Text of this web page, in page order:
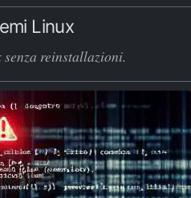
Linux
reinstallazioni.